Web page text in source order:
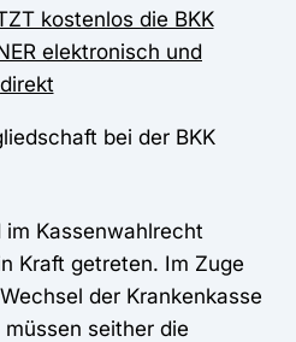
kostenlos die BKK
elektronisch und
direkt
bei der BKK
im Kassenwahlrecht
Kraft getreten. Im Zuge
der Krankenkasse
seither die